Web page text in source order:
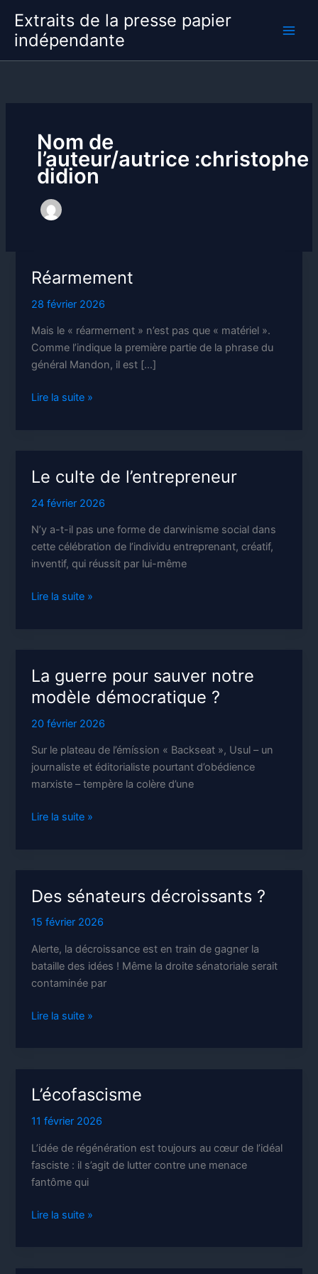
contenu
Extraits de la presse papier
indépendante
Nom de
l’auteur/autrice :christophe
didion
Réarmement
28 février 2026
Mais le « réarmernent » n’est pas que « matériel ».
Comme l’indique la première partie de la phrase du
général Mandon, il est […]
Réarmement
Lire la suite »
Le culte de l’entrepreneur
24 février 2026
N’y a-t-il pas une forme de darwinisme social dans
cette célébration de l’individu entreprenant, créatif,
inventif, qui réussit par lui-même
Le
Lire la suite »
La guerre pour sauver notre
modèle démocratique ?
20 février 2026
Sur le plateau de l’émíssion « Backseat », Usul – un
journaliste et éditorialiste pourtant d’obédience
marxiste – tempère la colère d’une
La
modèle
démocratique
Lire la suite »
Des sénateurs décroissants ?
15 février 2026
Alerte, la décroissance est en train de gagner la
bataille des idées ! Même la droite sénatoriale serait
contaminée par
Des
Lire la suite »
L’écofascisme
11 février 2026
L’idée de régénération est toujours au cœur de l’idéal
fasciste : il s’agit de lutter contre une menace
fantôme qui
L’écofascisme
Lire la suite »